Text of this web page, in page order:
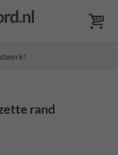
rand